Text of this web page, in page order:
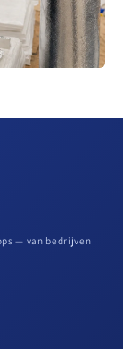
— van bedrijven